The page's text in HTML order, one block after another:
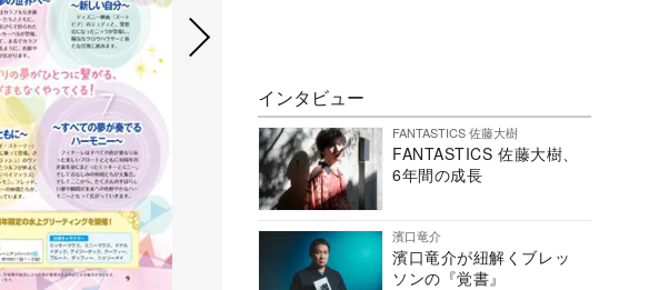
インタビュー
FANTASTICS 佐藤大樹
FANTASTICS 佐藤大樹、
6年間の成長
濱口竜介
濱口竜介が紐解くブレッ
ソンの『覚書』